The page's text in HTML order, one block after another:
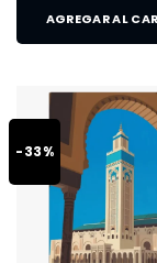
AGREGAR AL
-33%